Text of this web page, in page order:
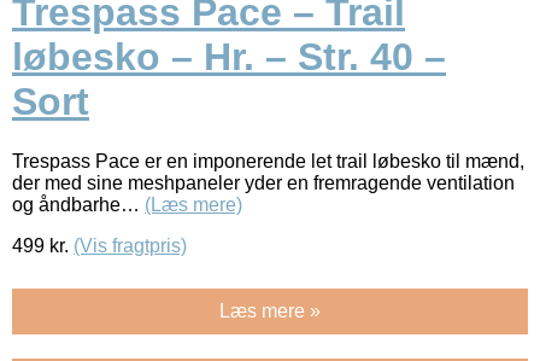
Trespass Pace – Trail
løbesko – Hr. – Str. 40 –
Sort
Trespass Pace er en imponerende let trail løbesko til mænd,
der med sine meshpaneler yder en fremragende ventilation
og åndbarhe… (Læs mere)
499 kr. (Vis fragtpris)
Læs mere »